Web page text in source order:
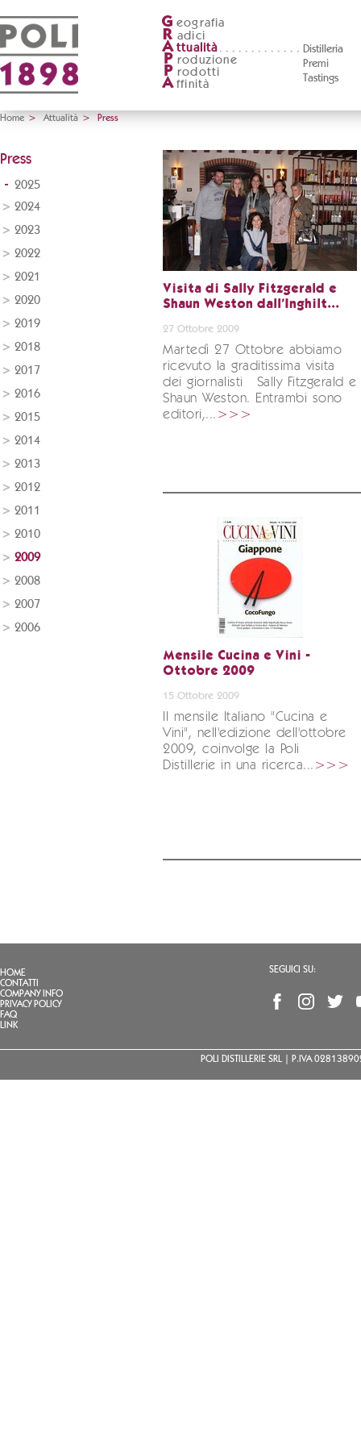
G eografia
R adici
A ttualità
Distilleria
Premi
Tastings
P roduzione
P rodotti
A ffinità
Home > Attualità > Press
Press
2025
2024
2023
2022
2021
2020
2019
2018
2017
2016
2015
2014
2013
2012
2011
2010
2009
2008
2007
2006
Visita di Sally Fitzgerald e
Shaun Weston dall'Inghilt...
27 Ottobre 2009
Martedì 27 Ottobre abbiamo
ricevuto la graditissima visita
dei giornalisti Sally Fitzgerald e
Shaun Weston. Entrambi sono
editori,... >>>
Mensile Cucina e Vini -
Ottobre 2009
15 Ottobre 2009
Il mensile Italiano "Cucina e
Vini", nell'edizione dell'ottobre
2009, coinvolge la Poli
Distillerie in una ricerca... >>>
HOME
CONTATTI
COMPANY INFO
PRIVACY POLICY
FAQ
LINK
SEGUICI SU:
POLI DISTILLERIE SRL | P.IVA